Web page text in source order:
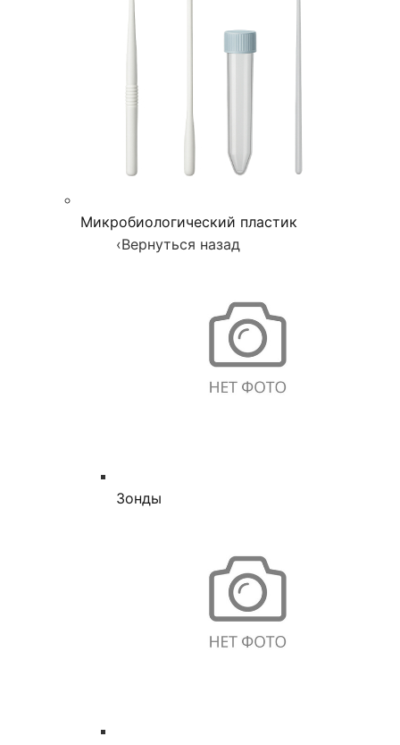
Микробиологический пластик
‹Вернуться назад
Зонды